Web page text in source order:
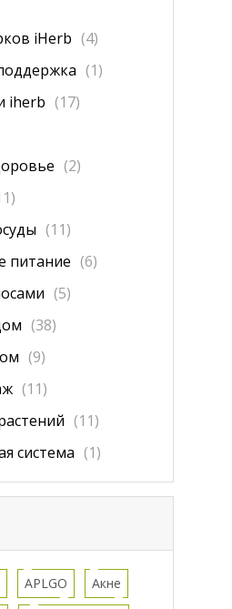
iHerb (4)
(1)
iherb (17)
(2)
(11)
питание (6)
(5)
(38)
(9)
(11)
(11)
система (1)
APLGO Акне